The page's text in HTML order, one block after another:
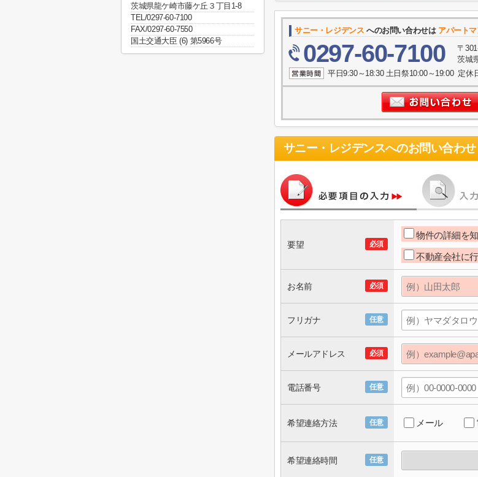
サニー・レジデンス へのお問い合わせは アパート
0297-60-7100
〒
茨城
平日9:30～18:30 土日祭10:00～19:00 定休
サニー・レジデンスへのお問い合わせ
必須
要望
物件の詳細を
不動産会社に
必須
お名前
任意
フリガナ
必須
メールアドレス
任意
電話番号
任意
希望連絡方法 メール
任意
希望連絡時間
茨城県龍ケ崎市藤ケ丘３丁目1-8
TEL/0297-60-7100
FAX/0297-60-7550
国土交通大臣 (6) 第5966号